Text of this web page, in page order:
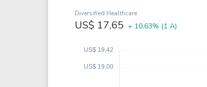
Klabin
Petrobrás
Ver todos
KNCR11
Diversified Healthcare
US$ 17,65 + 10,63% (1 A)